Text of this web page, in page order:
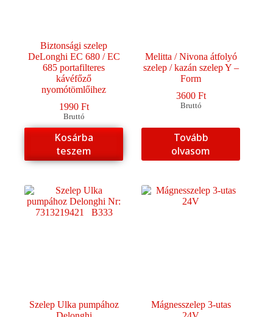
Biztonsági szelep
DeLonghi EC 680 / EC
685 portafilteres
kávéfőző
nyomótömlőihez
1990 Ft
Bruttó
Kosárba
teszem
Melitta / Nivona átfolyó
szelep / kazán szelep Y –
Form
3600 Ft
Bruttó
Tovább
olvasom
Szelep Ulka pumpához
Mágnesszelep 3-utas